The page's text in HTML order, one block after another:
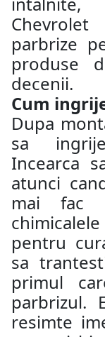
parbrize
produse
decenii.
Cum
Dupa
sa
Incearca
atunci
mai fac
pentru
sa
primul
parbrizul.
resimte